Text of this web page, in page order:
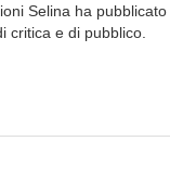
Selina ha pubblicato
critica e di pubblico.